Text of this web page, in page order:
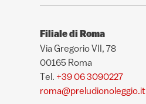
Filiale di Roma
Via Gregorio VII, 78
00165 Roma
Tel. +39 06 3090227
roma@preludionoleggio.it